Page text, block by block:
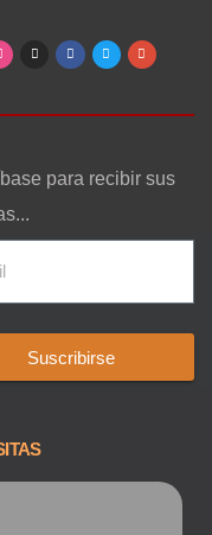
para recibir sus
Suscribirse